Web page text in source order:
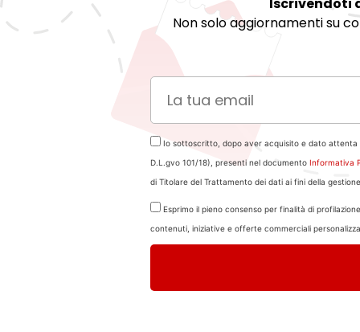
Non solo aggiornamenti su
Io sottoscritto, dopo aver acquisito e dato attenta
D.L.gvo 101/18), presenti nel documento Informativa
di Titolare del Trattamento dei dati ai fini della
Esprimo il pieno consenso per finalità di
contenuti, iniziative e offerte commerciali